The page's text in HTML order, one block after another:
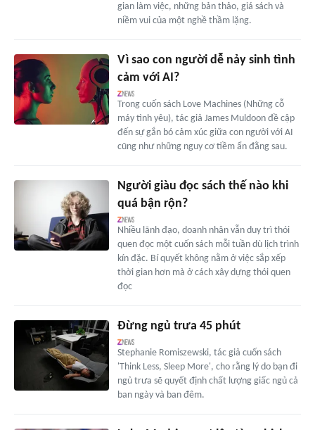
gian làm việc, những bản thảo, giá sách và
niềm vui của một nghề thầm lặng.
Vì sao con người dễ nảy sinh tình
cảm với AI?
Trong cuốn sách Love Machines (Những cỗ
máy tình yêu), tác giả James Muldoon đề cập
đến sự gắn bó cảm xúc giữa con người với AI
cũng như những nguy cơ tiềm ẩn đằng sau.
Người giàu đọc sách thế nào khi
quá bận rộn?
Nhiều lãnh đạo, doanh nhân vẫn duy trì thói
quen đọc một cuốn sách mỗi tuần dù lịch trình
kín đặc. Bí quyết không nằm ở việc sắp xếp
thời gian hơn mà ở cách xây dựng thói quen
đọc
Đừng ngủ trưa 45 phút
Stephanie Romiszewski, tác giả cuốn sách
'Think Less, Sleep More', cho rằng lý do bạn đi
ngủ trưa sẽ quyết định chất lượng giấc ngủ cả
ban ngày và ban đêm.